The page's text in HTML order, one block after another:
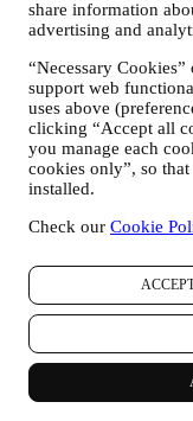
share information
advertising and
“Necessary
support web
uses above
clicking “Accept all
you manage each
cookies only”, so
installed.
Check our Cookie
botão de
newsletter. Se
RE-
MELHORAR A
Gostaríamos de
serviços e ofertas
preferências para
cliente Le
visualizados, sua
ofertas que lê,
cookies e
rastreamento em
dados e
nossas
essas